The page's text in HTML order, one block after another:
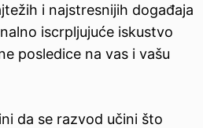
i najstresnijih događaja
iscrpljujuće iskustvo
posledice na vas i vašu
da se razvod učini što